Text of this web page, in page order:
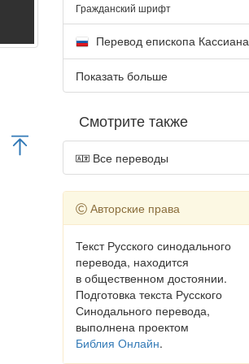
Гражданский шрифт
Перевод епископа Кассиана
Показать больше
Смотрите также
Все переводы
Авторские права
Текст Русского синодального
перевода, находится
в общественном достоянии.
Подготовка текста Русского
Синодального перевода,
выполнена проектом
Библия Онлайн.